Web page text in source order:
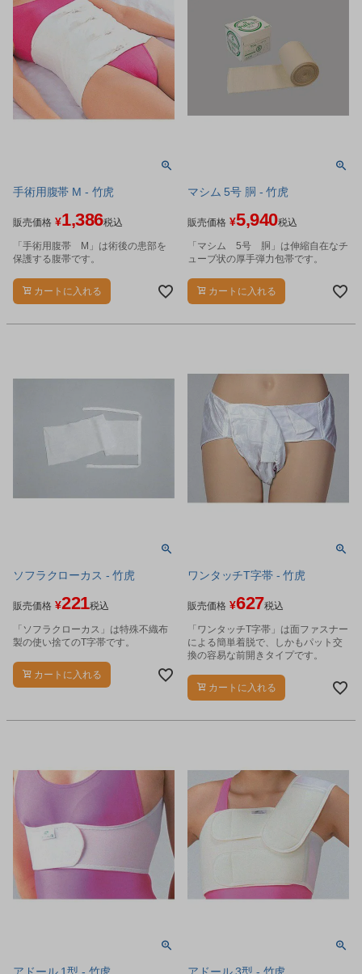
手術用腹帯 M - 竹虎
販売価格 ¥1,386税込
「手術用腹帯 M」は術後の患部を
保護する腹帯です。
カートに入れる
マシム 5号 胴 - 竹虎
販売価格 ¥5,940税込
「マシム 5号 胴」は伸縮自在なチ
ューブ状の厚手弾力包帯です。
カートに入れる
ソフラクローカス - 竹虎
販売価格 ¥221税込
「ソフラクローカス」は特殊不織布
製の使い捨てのT字帯です。
カートに入れる
ワンタッチT字帯 - 竹虎
販売価格 ¥627税込
「ワンタッチT字帯」は面ファスナー
による簡単着脱で、しかもパット交
換の容易な前開きタイプです。
カートに入れる